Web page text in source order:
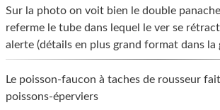
Sur la photo on voit bien le double
referme le tube dans lequel le ver se
alerte (détails en plus grand format dans la
Le poisson-faucon à taches de rousseur
poissons-éperviers